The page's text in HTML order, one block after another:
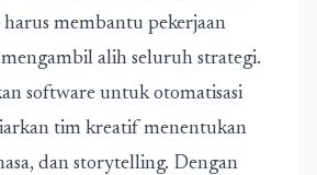
harus membantu pekerjaan
alih seluruh strategi.
software untuk otomatisasi
tim kreatif menentukan
dan storytelling. Dengan